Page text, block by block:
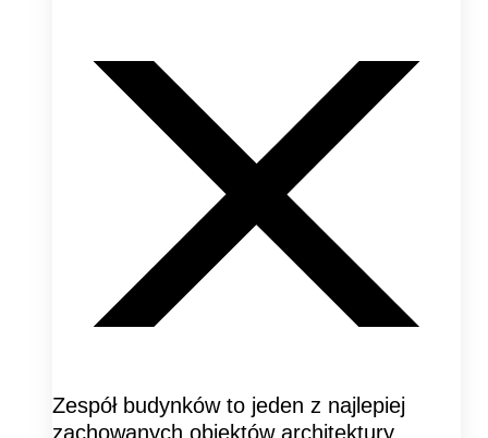
Zespół budynków to jeden z najlepiej
zachowanych obiektów architektury